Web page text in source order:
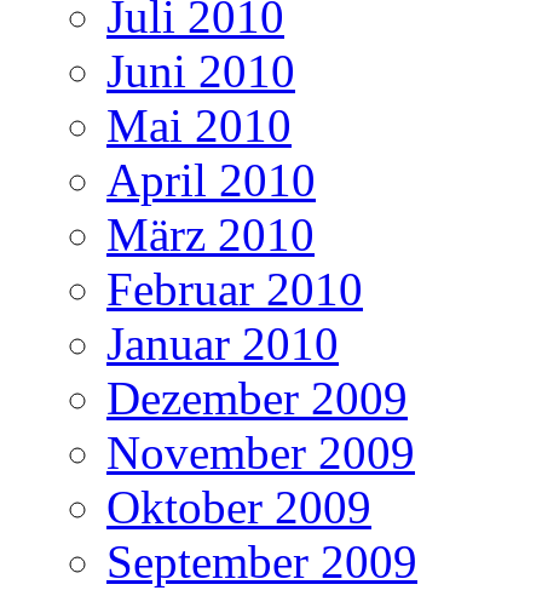
Juli 2010
Juni 2010
Mai 2010
April 2010
März 2010
Februar 2010
Januar 2010
Dezember 2009
November 2009
Oktober 2009
September 2009